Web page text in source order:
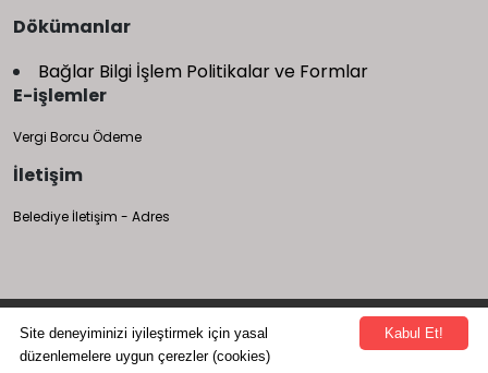
Dökümanlar
Bağlar Bilgi İşlem Politikalar ve Formlar
E-işlemler
Vergi Borcu Ödeme
İletişim
Belediye İletişim - Adres
Bağlar Belediyesi Bilgi İşlem Müdürlüğü tarafından yapılmıştır.
Kabul Et!
Site deneyiminizi iyileştirmek için yasal
düzenlemelere uygun çerezler (cookies)